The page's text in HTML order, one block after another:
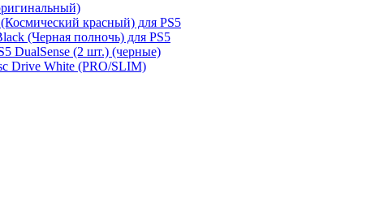
красный) для PS5
(Черная полночь) для PS5
DualSense (2 шт.) (черные)
Drive White (PRO/SLIM)